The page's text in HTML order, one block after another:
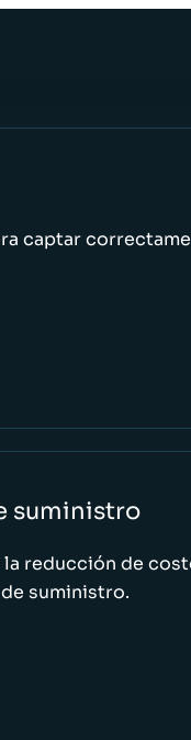
captar
suministro
reducción de
suministro.